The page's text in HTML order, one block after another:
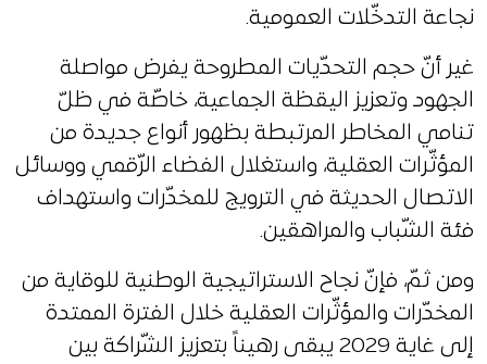
نجاعة التدخّلات العمومية.
غير أنّ حجم التحدّيات المطروحة يفرض مواصلة
الجهود وتعزيز اليقظة الجماعية، خاصّة في ظلّ
تنامي المخاطر المرتبطة بظهور أنواع جديدة من
المؤثّرات العقلية، واستغلال الفضاء الرّقمي ووسائل
الاتصال الحديثة في الترويج للمخدّرات واستهداف
فئة الشّباب والمراهقين.
ومن ثمّ، فإنّ نجاح الاستراتيجية الوطنية للوقاية من
المخدّرات والمؤثّرات العقلية خلال الفترة الممتدة
إلى غاية 2029 يبقى رهيناً بتعزيز الشّراكة بين